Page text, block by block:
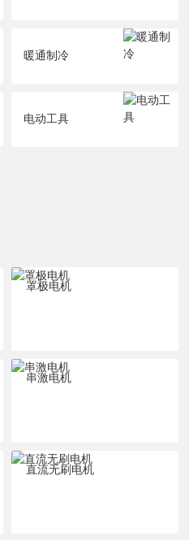
暖通制冷
电动工具
罩极电机
串激电机
直流无刷电机